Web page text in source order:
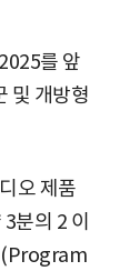
를 앞
및 개방형
오 제품
분의 2 이
(Program